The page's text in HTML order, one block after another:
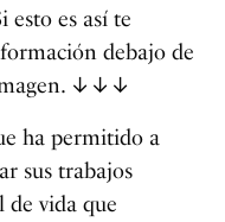
esto es así te
debajo de
↓↓↓
ha permitido a
sus trabajos
de vida que